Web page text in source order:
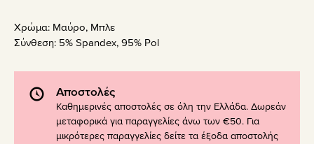
Χρώμα: Μαύρο, Μπλε
Σύνθεση: 5% Spandex, 95% Pol
Αποστολές
Καθημερινές αποστολές σε όλη την Ελλάδα. Δωρεάν
μεταφορικά για παραγγελίες άνω των €50. Για
μικρότερες παραγγελίες δείτε τα έξοδα αποστολής